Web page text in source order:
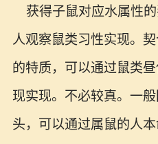
获得子鼠对应水属性
人观察鼠类习性实现。
的特质，可以通过鼠类
现实现。不必较真。一
头，可以通过属鼠的人